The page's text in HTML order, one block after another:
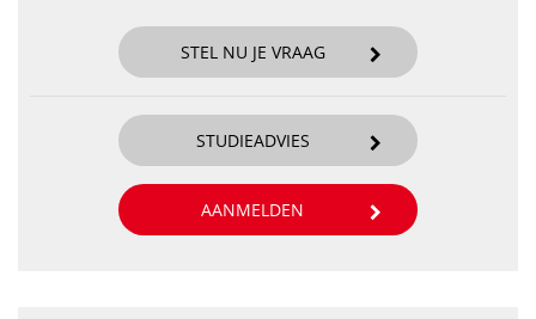
STEL NU JE VRAAG
STUDIEADVIES
AANMELDEN